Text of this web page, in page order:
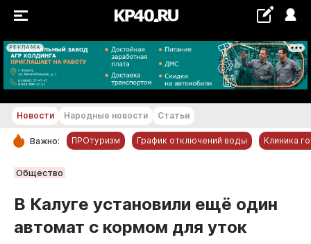
РЕКЛАМА
+26...+27 °С
РУБРИКИ
Новости компаний
Статьи
Новости Народные новости Статьи
Важно: ПРОтуризм График отключений воды Клиника
Общество
В Калуге установили ещё один
автомат с кормом для уток